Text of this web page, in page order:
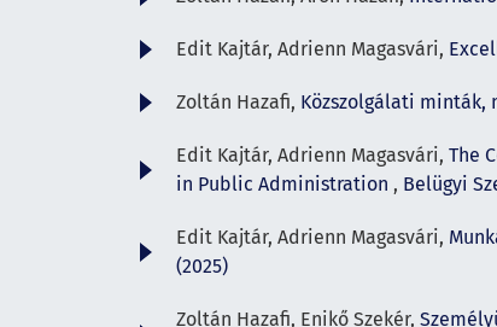
Edit Kajtár, Adrienn Magasvári,
Zoltán Hazafi, Közszolgálati minták,
Edit Kajtár, Adrienn Magasvári, The
in Public Administration , Belügyi
Edit Kajtár, Adrienn Magasvári,
(2025)
Zoltán Hazafi, Enikő Szekér,